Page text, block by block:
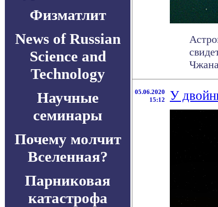
Физматлит
News of Russian
Science and
Technology
Научные
семинары
Почему молчит
Вселенная?
Парниковая
катастрофа
05.06.2020
15:12
У